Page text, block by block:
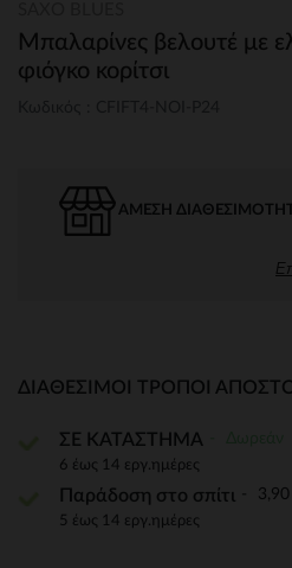
Μπαλαρίνες βελουτέ με
φιόγκο κορίτσι
ΆΜΕΣΗ
ΔΙΑΘΈΣΙΜΟΙ ΤΡΌΠΟΙ
ΣΕ ΚΑΤΑΣΤΗΜΑ
6 έως 14 εργ.ημέρες
Παράδοση στο σπίτι
5 έως 14 εργ.ημέρες